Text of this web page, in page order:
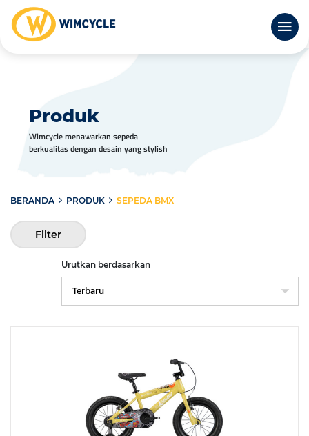
Produk
Wimcycle menawarkan sepeda
berkualitas dengan desain yang stylish
BERANDA PRODUK SEPEDA BMX
Filter
Urutkan berdasarkan